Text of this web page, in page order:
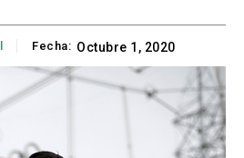
Fecha: Octubre 1, 2020